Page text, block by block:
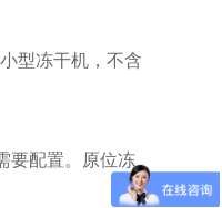
型冻干机，不含
要配置。原位冻